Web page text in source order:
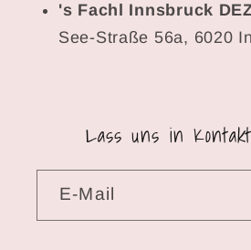
's Fachl Innsbruck
See-Straße 56a, 6020
Lass uns in
E-Mail